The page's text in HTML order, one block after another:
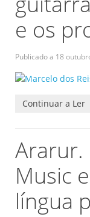
e os
Publicado a 18
Continuar a Ler
Ararur.
Music
língua